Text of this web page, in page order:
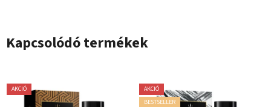
Kapcsolódó termékek
AKCIÓ
AKCIÓ
BESTSELLER